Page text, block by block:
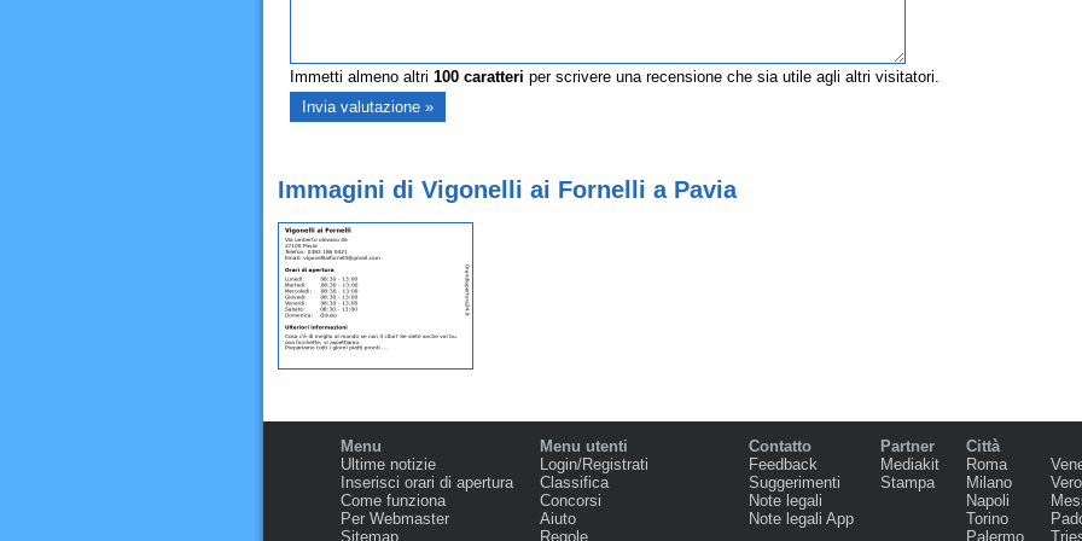
Immetti almeno altri 100caratteri per scrivere una recensione che sia utile agli altri visitatori.
Immagini di Vigonelli ai Fornelli a Pavia
Menu
Ultime notizie
Inserisci orari di apertura
Come funziona
Per Webmaster
Sitemap
Menu utenti
Login/Registrati
Classifica
Concorsi
Aiuto
Regole
Contatto
Feedback
Suggerimenti
Note legali
Note legali App
Partner
Mediakit
Stampa
Città
Roma
Milano
Napoli
Torino
Palermo